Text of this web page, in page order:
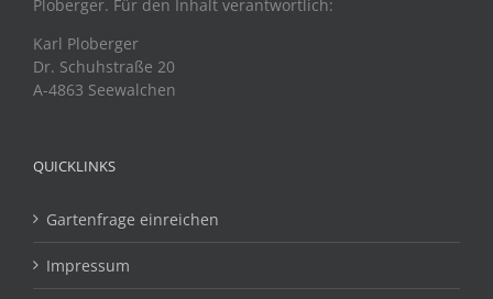
Ploberger. Für den Inhalt verantwortlich:
Karl Ploberger
Dr. Schuhstraße 20
A-4863 Seewalchen
QUICKLINKS
Gartenfrage einreichen
Impressum